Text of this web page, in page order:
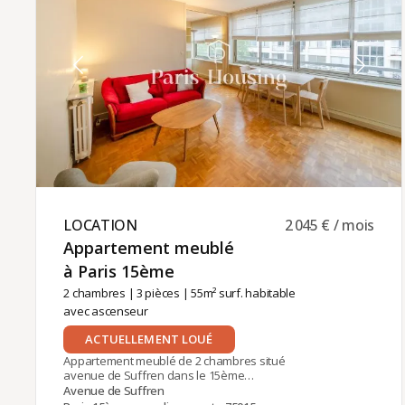
dont 100 € de charges communes.La gestion
locative de cet appartement est assurée par
Paris‑Housing, garantissant un accompagnement
professionnel et fiable tout au long de votre
séjour.
LOCATION ​
Appartement meublé
à Paris 15ème ​
2 chambres | 3 pièces | 55m² surf. habitable
avec ascenseur
2 045 € / mois
ACTUELLEMENT LOUÉ
Appartement meublé de 2 chambres situé
avenue de Suffren dans le 15ème
arrondissement à proximité du Champ de Mars et
Avenue de Suffren